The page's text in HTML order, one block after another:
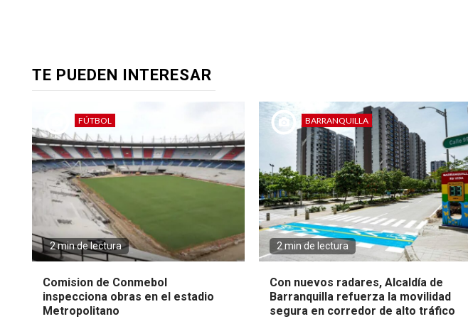
TE PUEDEN INTERESAR
FÚTBOL
2 min de lectura
Comision de Conmebol
inspecciona obras en el estadio
Metropolitano
BARRANQUILLA
2 min de lectura
Con nuevos radares, Alcaldía de
Barranquilla refuerza la movilidad
segura en corredor de alto tráfico